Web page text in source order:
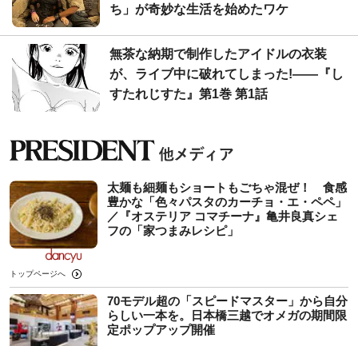
ち」が奇妙な生活を始めたワケ
無茶な納期で制作したアイドルの衣装
が、ライブ中に破れてしまった!――『し
すたれじすた』第1巻 第1話
太麺も細麺もショートもごちゃ混ぜ！ 食感
豊かな「色々パスタのカーチョ・エ・ペペ」
／『オステリア コマチーナ』亀井良真シェ
フの「家つまみレシピ」
トップページへ
70モデル超の「スピードマスター」から自分
らしい一本を。日本橋三越でオメガの期間限
定ポップアップ開催